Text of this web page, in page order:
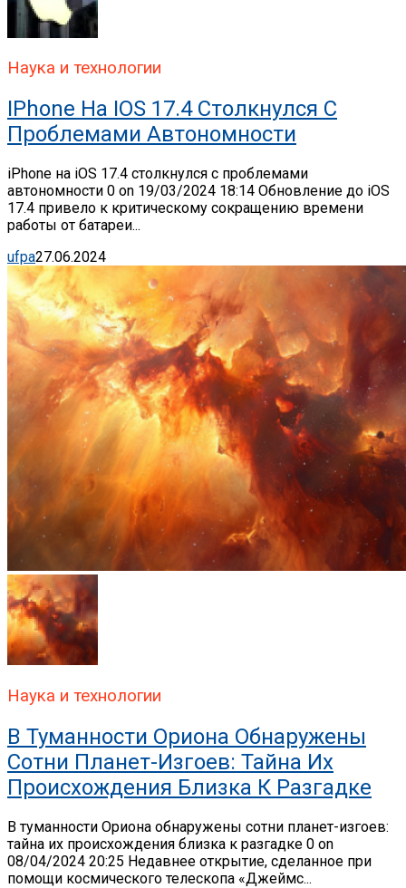
Наука и технологии
IPhone На IOS 17.4 Столкнулся С
Проблемами Автономности
iPhone на iOS 17.4 столкнулся с проблемами
автономности 0 on 19/03/2024 18:14 Обновление до iOS
17.4 привело к критическому сокращению времени
работы от батареи...
ufpa27.06.2024
Наука и технологии
В Туманности Ориона Обнаружены
Сотни Планет-Изгоев: Тайна Их
Происхождения Близка К Разгадке
В туманности Ориона обнаружены сотни планет-изгоев:
тайна их происхождения близка к разгадке 0 on
08/04/2024 20:25 Недавнее открытие, сделанное при
помощи космического телескопа «Джеймс...